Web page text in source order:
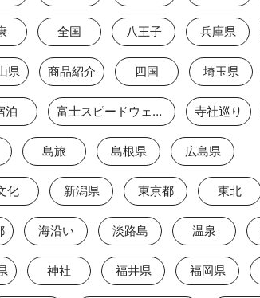
全国 八王子 兵庫県
県 商品紹介 四国 埼玉県
泊 富士スピードウェイ2 寺社巡り
島旅 島根県 広島県
化 新潟県 東京都 東北
海沿い 淡路島 温泉
神社 福井県 福岡県